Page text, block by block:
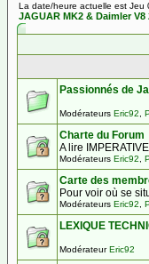
La date/heure actuelle est Jeu
JAGUAR MK2 & Daimler
Passionnés de
Modérateurs Eric92
Charte du Forum
A lire
Modérateurs Eric92
Carte des
Pour voir où se
Modérateurs Eric92
LEXIQUE
ModérateurEric92